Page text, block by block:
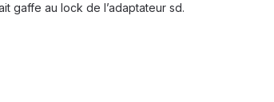
gaffe au lock de l’adaptateur sd.